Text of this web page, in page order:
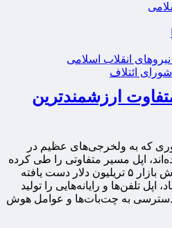
نیروهای انقلاب اسلامی
ائتلاف
ارزشمندترین
که به ولخرجی‌های عظیم در
اپل مسیر متفاوتی را طی کرده
و به تازگی به نقطه عطف ارزش بازار ۵ تریلیون دلار دست یافته
تلفن‌ها و رایانه‌هایی را تولید
دسترسی به چت‌بات‌ها و عوامل هوش